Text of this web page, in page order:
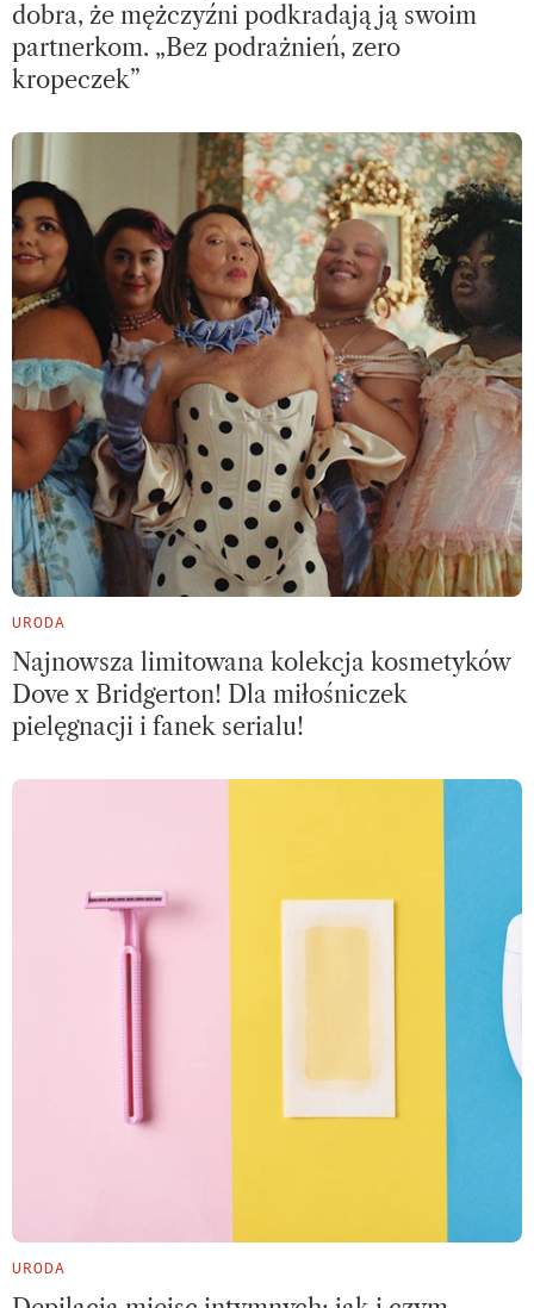
dobra, że mężczyźni podkradają ją swoim
partnerkom. „Bez podrażnień, zero
kropeczek”
URODA
Najnowsza limitowana kolekcja kosmetyków
Dove x Bridgerton! Dla miłośniczek
pielęgnacji i fanek serialu!
URODA